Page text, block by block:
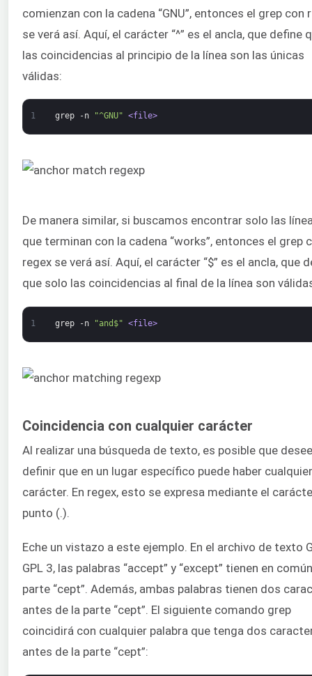
comienzan con la cadena “GNU”, entonces el grep con
se verá así. Aquí, el carácter “^” es el ancla, que define
las coincidencias al principio de la línea son las únicas
válidas:
1 grep -n "^GNU" <file>
De manera similar, si buscamos encontrar solo las
que terminan con la cadena “works”, entonces el grep
regex se verá así. Aquí, el carácter “$” es el ancla, que
que solo las coincidencias al final de la línea son
1 grep -n "and$" <file>
Coincidencia con cualquier carácter
Al realizar una búsqueda de texto, es posible que desee
definir que en un lugar específico puede haber cualquier
carácter. En regex, esto se expresa mediante el
punto (.).
Eche un vistazo a este ejemplo. En el archivo de texto
GPL 3, las palabras “accept” y “except” tienen en
parte “cept”. Además, ambas palabras tienen dos
antes de la parte “cept”. El siguiente comando grep
coincidirá con cualquier palabra que tenga dos
antes de la parte “cept”: